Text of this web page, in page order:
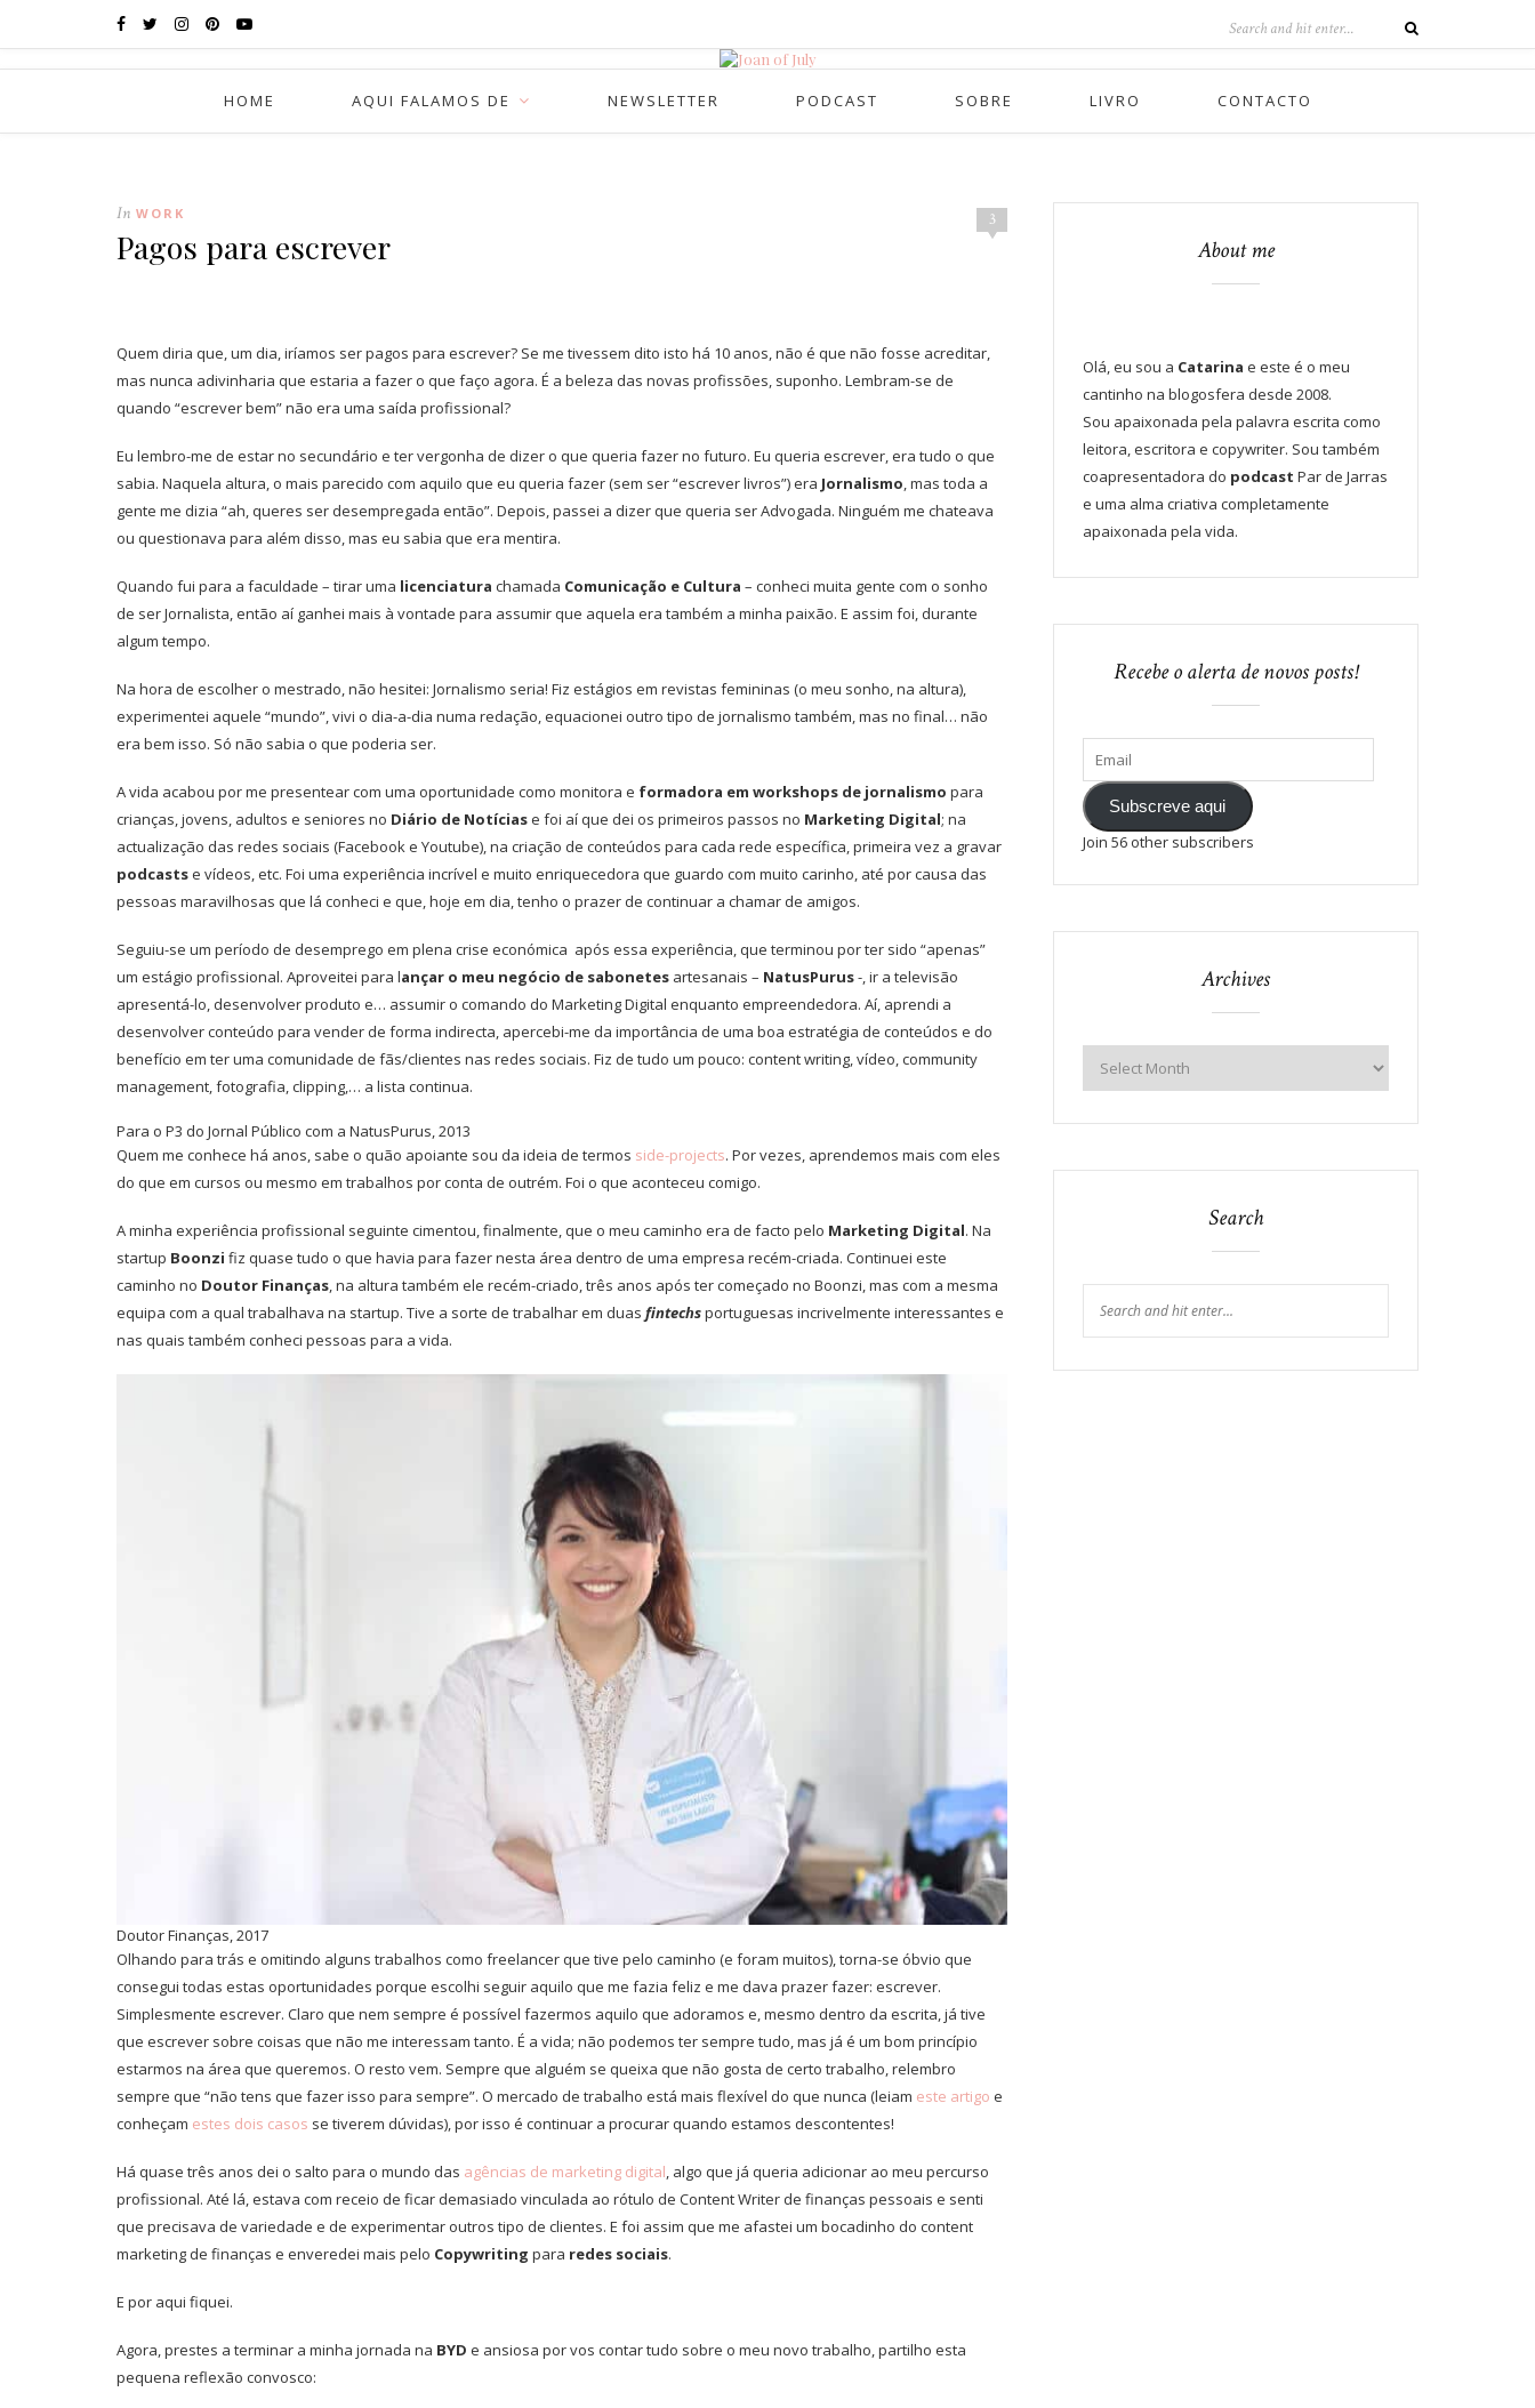
HOME AQUI FALAMOS DE NEWSLETTER PODCAST SOBRE LIVRO CONTACTO
3
In WORK
Pagos para escrever
Quem diria que, um dia, iríamos ser pagos para escrever? Se me tivessem dito isto há 10 anos, não é que não fosse acreditar,
mas nunca adivinharia que estaria a fazer o que faço agora. É a beleza das novas profissões, suponho. Lembram-se de
quando “escrever bem” não era uma saída profissional?
Eu lembro-me de estar no secundário e ter vergonha de dizer o que queria fazer no futuro. Eu queria escrever, era tudo o que
sabia. Naquela altura, o mais parecido com aquilo que eu queria fazer (sem ser “escrever livros”) era Jornalismo, mas toda a
gente me dizia “ah, queres ser desempregada então”. Depois, passei a dizer que queria ser Advogada. Ninguém me chateava
ou questionava para além disso, mas eu sabia que era mentira.
Quando fui para a faculdade – tirar uma licenciatura chamada Comunicação e Cultura – conheci muita gente com o sonho
de ser Jornalista, então aí ganhei mais à vontade para assumir que aquela era também a minha paixão. E assim foi, durante
algum tempo.
Na hora de escolher o mestrado, não hesitei: Jornalismo seria! Fiz estágios em revistas femininas (o meu sonho, na altura),
experimentei aquele “mundo”, vivi o dia-a-dia numa redação, equacionei outro tipo de jornalismo também, mas no final… não
era bem isso. Só não sabia o que poderia ser.
A vida acabou por me presentear com uma oportunidade como monitora e formadora em workshops de jornalismo para
crianças, jovens, adultos e seniores no Diário de Notíciase foi aí que dei os primeiros passos no Marketing Digital; na
actualização das redes sociais (Facebook e Youtube), na criação de conteúdos para cada rede específica, primeira vez a gravar
podcastse vídeos, etc. Foi uma experiência incrível e muito enriquecedora que guardo com muito carinho, até por causa das
pessoas maravilhosas que lá conheci e que, hoje em dia, tenho o prazer de continuar a chamar de amigos.
Seguiu-se um período de desemprego em plena crise económica após essa experiência, que terminou por ter sido “apenas”
um estágio profissional. Aproveitei para lançar o meu negócio de sabonetes artesanais – NatusPurus-, ir a televisão
apresentá-lo, desenvolver produto e… assumir o comando do Marketing Digital enquanto empreendedora. Aí, aprendi a
desenvolver conteúdo para vender de forma indirecta, apercebi-me da importância de uma boa estratégia de conteúdos e do
benefício em ter uma comunidade de fãs/clientes nas redes sociais. Fiz de tudo um pouco: content writing, vídeo, community
management, fotografia, clipping,… a lista continua.
Para o P3 do Jornal Público com a NatusPurus, 2013
Quem me conhece há anos, sabe o quão apoiante sou da ideia de termos side-projects. Por vezes, aprendemos mais com eles
do que em cursos ou mesmo em trabalhos por conta de outrém. Foi o que aconteceu comigo.
A minha experiência profissional seguinte cimentou, finalmente, que o meu caminho era de facto pelo Marketing Digital. Na
startup Boonzi fiz quase tudo o que havia para fazer nesta área dentro de uma empresa recém-criada. Continuei este
caminho no Doutor Finanças, na altura também ele recém-criado, três anos após ter começado no Boonzi, mas com a mesma
equipa com a qual trabalhava na startup. Tive a sorte de trabalhar em duas fintechsportuguesas incrivelmente interessantes e
nas quais também conheci pessoas para a vida.
Doutor Finanças, 2017
Olhando para trás e omitindo alguns trabalhos como freelancer que tive pelo caminho (e foram muitos), torna-se óbvio que
consegui todas estas oportunidades porque escolhi seguir aquilo que me fazia feliz e me dava prazer fazer: escrever.
Simplesmente escrever. Claro que nem sempre é possível fazermos aquilo que adoramos e, mesmo dentro da escrita, já tive
que escrever sobre coisas que não me interessam tanto. É a vida; não podemos ter sempre tudo, mas já é um bom princípio
estarmos na área que queremos. O resto vem. Sempre que alguém se queixa que não gosta de certo trabalho, relembro
sempre que “não tens que fazer isso para sempre”. O mercado de trabalho está mais flexível do que nunca (leiam este artigo e
conheçam estes dois casos se tiverem dúvidas), por isso é continuar a procurar quando estamos descontentes!
Há quase três anos dei o salto para o mundo das agências de marketing digital, algo que já queria adicionar ao meu percurso
profissional. Até lá, estava com receio de ficar demasiado vinculada ao rótulo de Content Writer de finanças pessoais e senti
que precisava de variedade e de experimentar outros tipo de clientes. E foi assim que me afastei um bocadinho do content
marketing de finanças e enveredei mais pelo Copywriting para redes sociais.
E por aqui fiquei.
Agora, prestes a terminar a minha jornada na BYD e ansiosa por vos contar tudo sobre o meu novo trabalho, partilho esta
pequena reflexão convosco:
About me
Olá, eu sou a Catarina e este é o meu
cantinho na blogosfera desde 2008.
Sou apaixonada pela palavra escrita como
leitora, escritora e copywriter. Sou também
coapresentadora do podcast Par de Jarras
e uma alma criativa completamente
apaixonada pela vida.
Recebe o alerta de novos posts!
Subscreve aqui
Join 56 other subscribers
Archives
Search